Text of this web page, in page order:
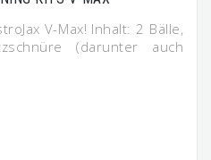
V-Max! Inhalt: 2 Bälle,
(darunter auch